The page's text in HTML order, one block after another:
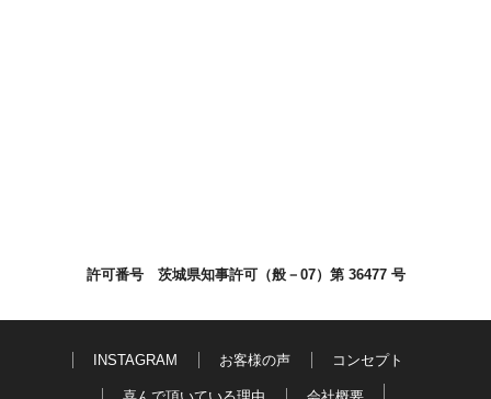
許可番号 茨城県知事許可（般－07）第 36477 号
INSTAGRAM お客様の声 コンセプト